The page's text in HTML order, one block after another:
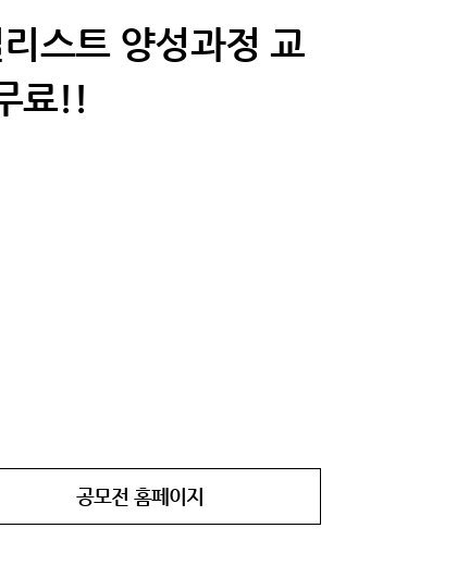
스트 양성과정 교
료!!
공모전 홈페이지